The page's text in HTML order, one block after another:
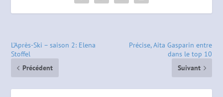
L’Après-Ski – saison 2: Elena
Stoffel
Précédent
Précise, Aita Gasparin entre
dans le top 10
Suivant